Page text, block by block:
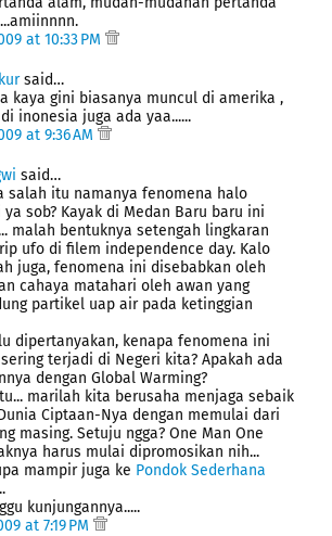
at 10:33 PM
said…
kaya gini biasanya muncul di amerika ,
inonesia juga ada yaa......
at 9:36 AM
said…
salah itu namanya fenomena halo
sob? Kayak di Medan Baru baru ini
malah bentuknya setengah lingkaran
ufo di filem independence day. Kalo
juga, fenomena ini disebabkan oleh
cahaya matahari oleh awan yang
partikel uap air pada ketinggian
dipertanyakan, kenapa fenomena ini
terjadi di Negeri kita? Apakah ada
dengan Global Warming?
marilah kita berusaha menjaga sebaik
Ciptaan-Nya dengan memulai dari
masing. Setuju ngga? One Man One
harus mulai dipromosikan nih...
mampir juga ke Pondok Sederhana
kunjungannya.....
at 7:19 PM